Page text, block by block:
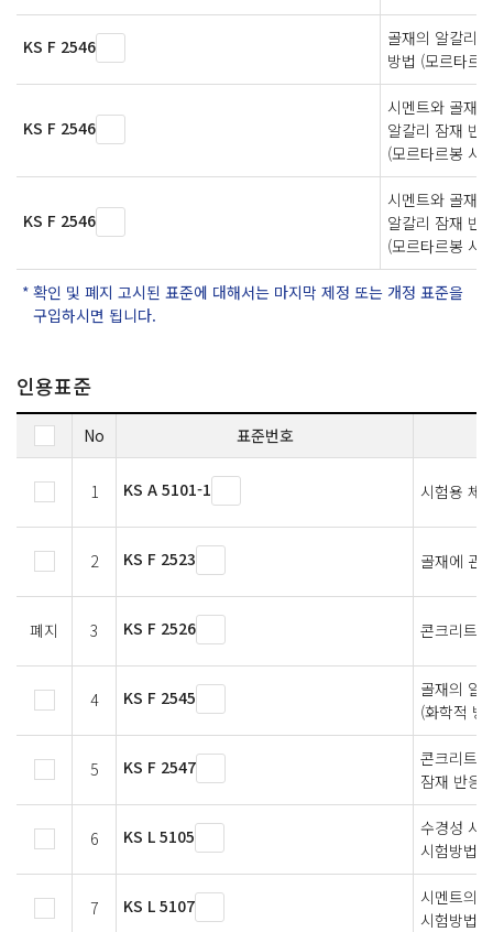
KS F 2546
골재의 알칼리
방법 (모르타르
KS F 2546
시멘트와 골재
알칼리 잠재 반
(모르타르봉 시
KS F 2546
시멘트와 골재
알칼리 잠재 반
(모르타르봉 시
확인 및 폐지 고시된 표준에 대해서는 마지막 제정 또는 개정 표준을
구입하시면 됩니다.
인용표준
No 표준번호
1 KS A 5101-1 시험용 체
2 KS F 2523 골재에 관
폐지 3 KS F 2526 콘크리트
4 KS F 2545
골재의 알
(화학적 방
5 KS F 2547
콘크리트
잠재 반응
6 KS L 5105
수경성 시
시험방법
7 KS L 5107
시멘트의
시험방법